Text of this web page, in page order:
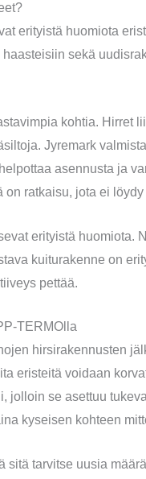
erityistä huomiota
sekä
kohtia. Hirret
Jyremark
asennusta ja
ratkaisu, jota ei
erityistä huomiota.
kuiturakenne on
pettää.
TERMOlla
hirsirakennusten
eristeitä voidaan
jolloin se asettuu
kyseisen kohteen
sitä tarvitse uusia